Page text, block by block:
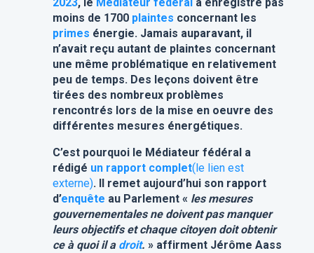
moins de 1700 plaintes concernant les
primes énergie. Jamais auparavant, il
n’avait reçu autant de plaintes concernant
une même problématique en relativement
peu de temps. Des leçons doivent être
tirées des nombreux problèmes
rencontrés lors de la mise en oeuvre des
différentes mesures énergétiques.
C’est pourquoi le Médiateur fédéral a
rédigé un rapport complet(le lien est
externe). Il remet aujourd’hui son rapport
d’enquête au Parlement « les mesures
gouvernementales ne doivent pas manquer
leurs objectifs et chaque citoyen doit obtenir
ce à quoi il a droit. » affirment Jérôme Aass